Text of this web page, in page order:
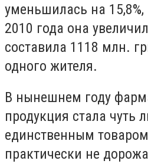
уменьшилась на 15,8%,
2010 года она
составила 1118 млн.
одного жителя.
В нынешнем году
продукция стала чуть
единственным
практически не